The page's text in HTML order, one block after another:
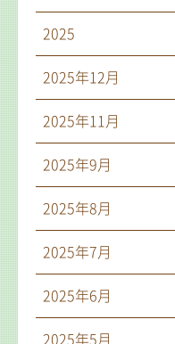
2025
2025年12月
2025年11月
2025年9月
2025年8月
2025年7月
2025年6月
2025年5月